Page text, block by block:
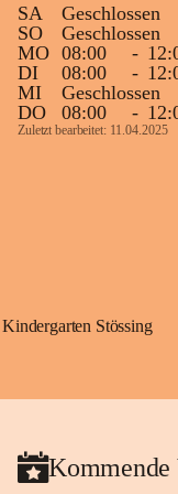
SA
Geschlossen
SO
Geschlossen
MO 08:00 -
DI
08:00 -
MI
Geschlossen
DO
08:00 -
Zuletzt bearbeitet: 11.04.2025
Kindergarten Stössing
Kommende